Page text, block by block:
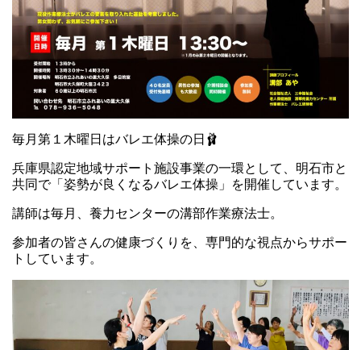
毎月第１木曜日はバレエ体操の日🩰
兵庫県認定地域サポート施設事業の一環として、明石市と
共同で「姿勢が良くなるバレエ体操」を開催しています。
講師は毎月、養力センターの溝部作業療法士。
参加者の皆さんの健康づくりを、専門的な視点からサポー
トしています。